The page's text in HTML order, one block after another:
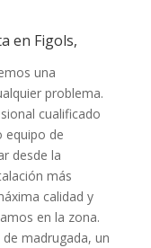
en Figols,
una
problema.
cualificado
equipo de
desde la
más
calidad y
en la zona.
madrugada, un